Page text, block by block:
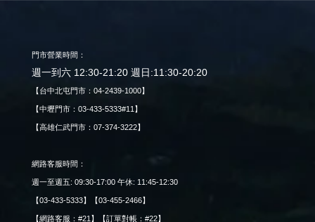
門市營業時間：
週一到六 12:30-21:20 週日:11:30-20:20
【台中北屯門市：04-2439-1000】
【中壢門市：03-433-5333#11】
【高雄仁武門市：07-374-3222】
網路客服時間：
週一至週五: 09:30-17:00 午休: 11:45-12:30
【03-433-5333】【03-455-2466】
【網路客服：#21】【訂單對帳：#22】